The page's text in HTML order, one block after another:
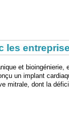
les
et bioingénierie,
un implant
mitrale, dont la